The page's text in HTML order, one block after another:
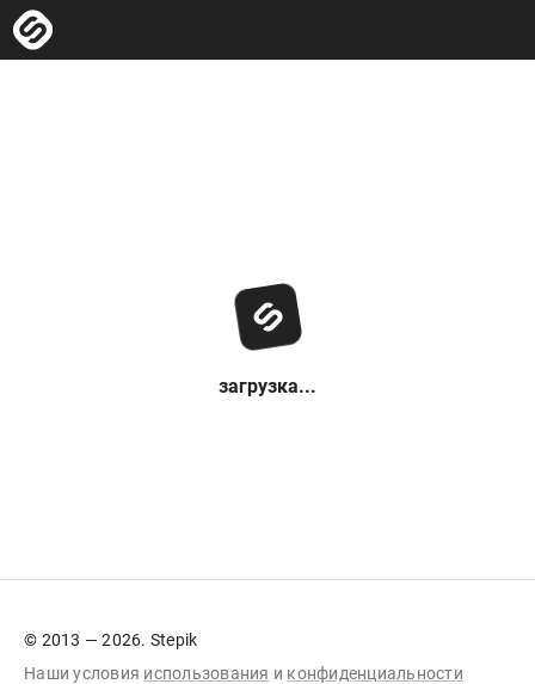
загрузка...
© 2013 — 2026. Stepik
Наши условия использования и конфиденциальности